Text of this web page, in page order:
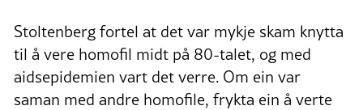
Stoltenberg fortel at det var mykje skam knytta
til å vere homofil midt på 80-talet, og med
aidsepidemien vart det verre. Om ein var
saman med andre homofile, frykta ein å verte